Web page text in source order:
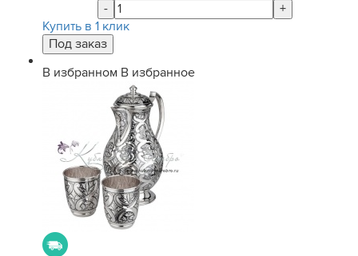
-
+
Купить в 1 клик
В избранном В избранное